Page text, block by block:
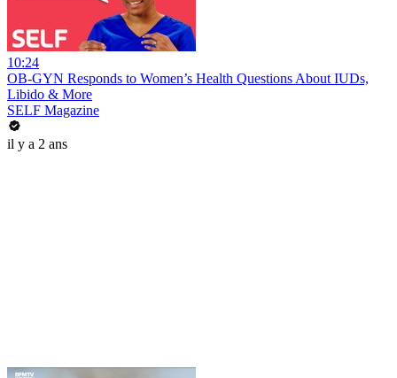
10:24
OB-GYN Responds to Women’s Health Questions About IUDs,
Libido & More
SELF Magazine
il y a 2 ans